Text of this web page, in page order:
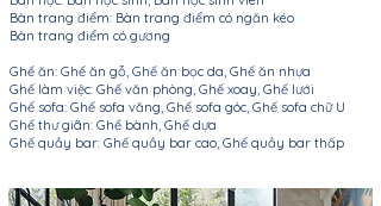
Bàn trang điểm: Bàn trang điểm có ngăn kéo
Bàn trang điểm có gương
Ghế ăn: Ghế ăn gỗ, Ghế ăn bọc da, Ghế ăn nhựa
Ghế làm việc: Ghế văn phòng, Ghế xoay, Ghế lưới
Ghế sofa: Ghế sofa văng, Ghế sofa góc, Ghế sofa chữ U
Ghế thư giãn: Ghế bành, Ghế dựa
Ghế quầy bar: Ghế quầy bar cao, Ghế quầy bar thấp